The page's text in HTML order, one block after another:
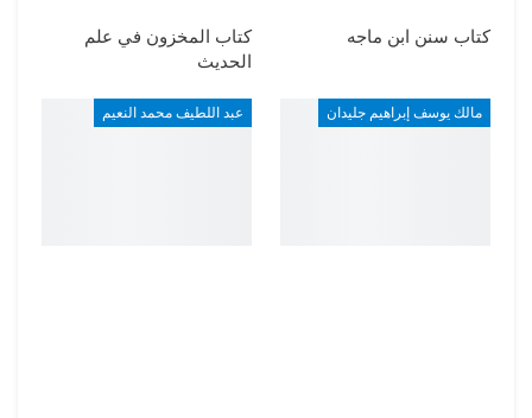
كتاب سنن ابن ماجه
كتاب المخزون في علم
الحديث
مالك يوسف إبراهيم جليدان عبد اللطيف محمد النعيم